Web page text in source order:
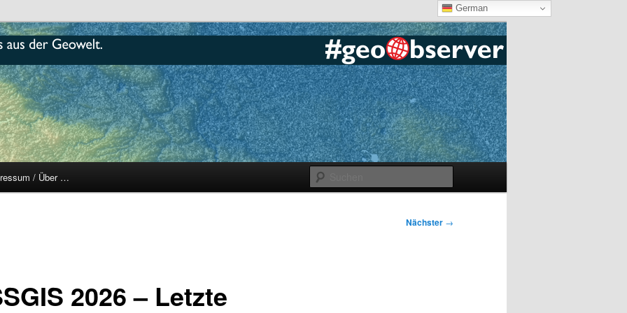
/ Über …
Nächster →
2026 – Letzte
German